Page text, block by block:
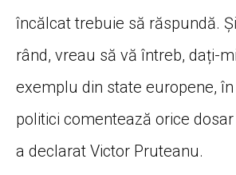
încălcat trebuie să răspundă.
rând, vreau să vă întreb, dați-
exemplu din state europene,
politici comentează orice dosar
a declarat Victor Pruteanu.